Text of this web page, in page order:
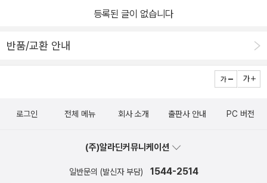
각이 만연해 있다. 때문에 정치와 생활은 분리되었고, 시민들의 관심
이 있기에 정치가 있다는 당연한 사실을 외면한 채 살아왔다. 주객이
고수하고 있었다. 진정한 민주주의의 실현을 위해서는 국가와 정당,
시민 모두가 나서야 한다는 기본적인 사실조차 잊고 있었다. 마틴 니
묄러의〈나치가 그들을 덮쳤을 때〉에서 배울 수 있듯 우리는 정치에 무
길을 잃고 말 것이다. 이 책을 통해 우리 시대의 맹목적 정치질서와 꿈
사회로 이끌기 위해 새로운 정치의 비전을 떠올릴 수 있는 좋은 기회
등록된 글이 없습니다
반품/교환 안내
로그인 전체 메뉴 회사 소개 출판사 안내 PC 버전
(주)알라딘커뮤니케이션
일반문의 (발신자 부담) 1544-2514